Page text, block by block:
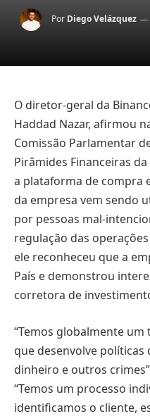
Por Diego Velázquez
O diretor-geral da
Haddad Nazar, afirmou
Comissão Parlamentar
Pirâmides Financeiras
a plataforma de compra
da empresa vem sendo
por pessoas mal-
regulação das
ele reconheceu que a
País e demonstrou
corretora de
“Temos globalmente um
que desenvolve políticas
dinheiro e outros
“Temos um processo
identificamos o cliente,